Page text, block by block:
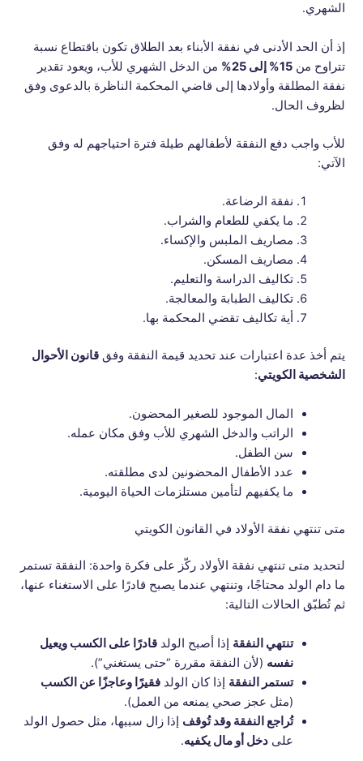
الشهري.
إذ أن الحد الأدنى في نفقة الأبناء بعد الطلاق تكون باقتطاع نسبة
تتراوح من15% إلى 25%
من الدخل الشهري للأب، ويعود تقدير
نفقة المطلقة وأولادها إلى قاضي المحكمة الناظرة بالدعوى وفق
لظروف الحال.
للأب واجب دفع النفقة لأطفالهم طيلة فترة احتياجهم له وفق
الآتي:
نفقة الرضاعة.
ما يكفي للطعام والشراب.
مصاريف الملبس والإكساء.
مصاريف المسكن.
تكاليف الدراسة والتعليم.
تكاليف الطبابة والمعالجة.
أية تكاليف تقضي المحكمة بها.
يتم أخذ عدة اعتبارات عند تحديد قيمة النفقة وفققانون الأحوال
الشخصية الكويتي:
المال الموجود للصغير المحضون.
الراتب والدخل الشهري للأب وفق مكان عمله.
سن الطفل.
عدد الأطفال المحضونين لدى مطلقته.
ما يكفيهم لتأمين مستلزمات الحياة اليومية.
متى تنتهي نفقة الأولاد في القانون الكويتي
لتحديد متى تنتهي نفقة الأولاد ركّز على فكرة واحدة: النفقة تستمر
ما دام الولد محتاجًا، وتنتهي عندما يصبح قادرًا على الاستغناء عنها،
ثم تُطبّق الحالات التالية:
تنتهي النفقة إذا أصبح الولدقادرًا على الكسب ويعيل
نفسه (لأن النفقة مقررة “حتى يستغني”).
تستمر النفقة إذا كان الولدفقيرًا وعاجزًا عن الكسب
(مثل عجز صحي يمنعه من العمل).
تُراجع النفقة وقد تُوقف إذا زال سببها، مثل حصول الولد
علىدخل أو مال يكفيه.